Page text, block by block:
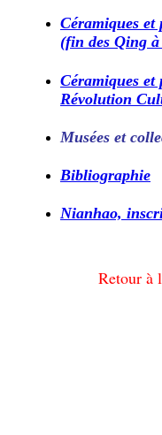
Céramiques et
(fin des Qing
Céramiques et
Révolution
Musées et
Bibliographie
Nianhao,
Retour à